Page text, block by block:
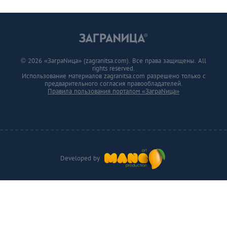
Developed by
© 2026 «ЗаграNица» (zagranitsa.com). Все права защищены. All
rights reserved.
Использование материалов zagranitsa.com разрешено только с
предварительного согласия правообладателей.
Правила пользования порталом «ЗаграNица»